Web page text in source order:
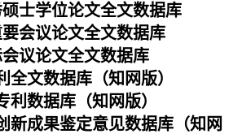
士学位论文全文数据库
会议论文全文数据库
会议论文全文数据库
全文数据库（知网版）
利数据库（知网版）
新成果鉴定意见数据库（知网